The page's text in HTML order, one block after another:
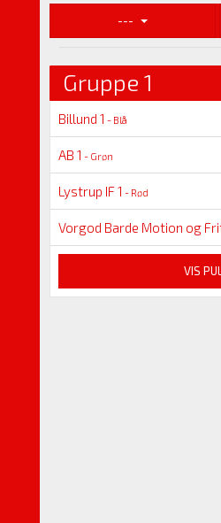
---
Gruppe 1
Billund 1 - Blå
AB 1 - Grøn
Lystrup IF 1 - Rød
Vorgod Barde Motion og
VIS